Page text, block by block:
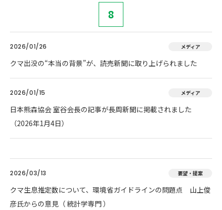
8
2026/01/26 メディア
クマ出没の“本当の背景”が、読売新聞に取り上げられました
2026/01/15 メディア
日本熊森協会 室谷会長の記事が長周新聞に掲載されました
（2026年1月4日）
2026/03/13 要望・提案
クマ生息推定数について、環境省ガイドラインの問題点 山上俊
彦氏からの意見（ 統計学専門 ）